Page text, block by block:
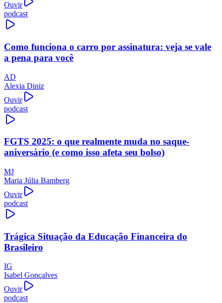
Ouvir
podcast
Como funciona o carro por assinatura: veja se vale
a pena para você
AD
Alexia Diniz
Ouvir
podcast
FGTS 2025: o que realmente muda no saque-
aniversário (e como isso afeta seu bolso)
MJ
Maria Júlia Bamberg
Ouvir
podcast
Trágica Situação da Educação Financeira do
Brasileiro
IG
Isabel Gonçalves
Ouvir
podcast